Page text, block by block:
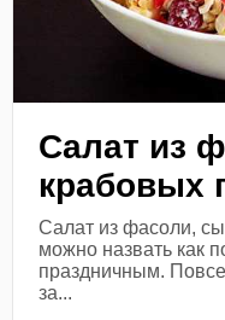
Салат из
крабовых
Салат из фасоли,
можно назвать как
праздничным.
за...